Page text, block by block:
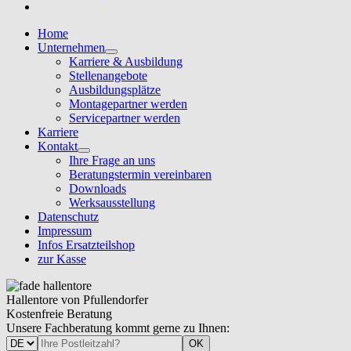
Home
Unternehmen
Karriere & Ausbildung
Stellenangebote
Ausbildungsplätze
Montagepartner werden
Servicepartner werden
Karriere
Kontakt
Ihre Frage an uns
Beratungstermin vereinbaren
Downloads
Werksausstellung
Datenschutz
Impressum
Infos Ersatzteilshop
zur Kasse
Hallentore von Pfullendorfer
Kostenfreie Beratung
Unsere Fachberatung kommt gerne zu Ihnen:
OK